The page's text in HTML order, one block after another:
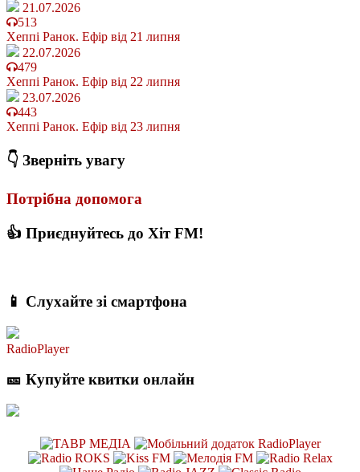
21.07.2026
513
Хеппі Ранок. Ефір від 21 липня
22.07.2026
479
Хеппі Ранок. Ефір від 22 липня
23.07.2026
443
Хеппі Ранок. Ефір від 23 липня
👇 Зверніть увагу
Потрібна допомога
👍 Приєднуйтесь до Хіт FM!
📱 Слухайте зі смартфона
RadioPlayer
🎫 Купуйте квитки онлайн